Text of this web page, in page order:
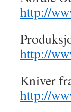
http://
http://
Kniver
http://